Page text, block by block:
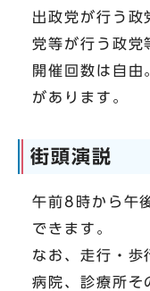
出政党が行う政
党等が行う政党
開催回数は自由
があります。
街頭演説
午前8時から午
できます。
なお、走行・歩
病院、診療所そ